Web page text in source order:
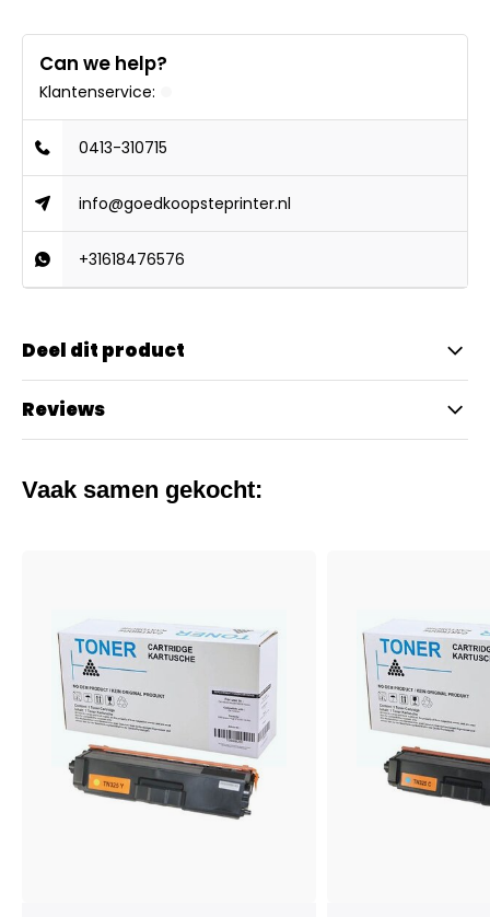
Can we help?
Klantenservice:
0413-310715
info@goedkoopsteprinter.nl
+31618476576
Deel dit product
Reviews
Vaak samen gekocht: